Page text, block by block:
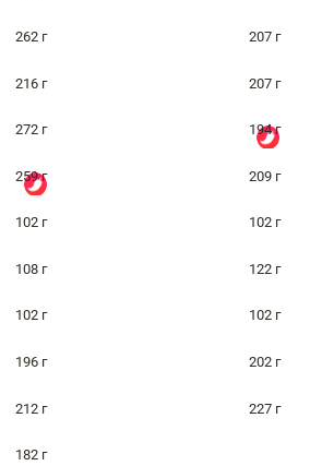
262 г 207 г
216 г 207 г
272 г 194 г
259 г 209 г
102 г 102 г
108 г 122 г
102 г 102 г
196 г 202 г
212 г 227 г
182 г